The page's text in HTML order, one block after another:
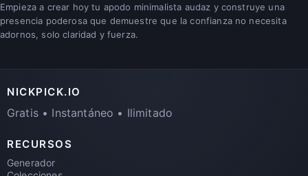
Empieza a crear hoy tu apodo minimalista audaz y construye una
presencia poderosa que demuestre que la confianza no necesita
adornos, solo claridad y fuerza.
NICKPICK.IO
Gratis • Instantáneo • Ilimitado
RECURSOS
Generador